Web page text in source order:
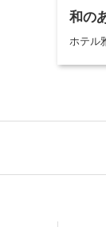
和の
ホテル